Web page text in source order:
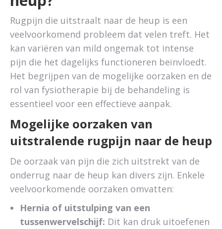
Rugpijn die uitstraalt naar de heup is een
veelvoorkomend probleem dat velen treft. Het
kan variëren van mild ongemak tot intense
pijn die het dagelijks functioneren beïnvloedt.
Het begrijpen van de mogelijke oorzaken en de
rol van fysiotherapie bij de behandeling is
essentieel voor een effectieve aanpak.
Mogelijke oorzaken van
uitstralende rugpijn naar de heup
De oorzaak van pijn die zich uitstrekt van de
onderrug naar de heup kan divers zijn. Enkele
veelvoorkomende oorzaken omvatten:
Hernia of uitstulping van een
tussenwervelschijf: Dit kan druk uitoefenen